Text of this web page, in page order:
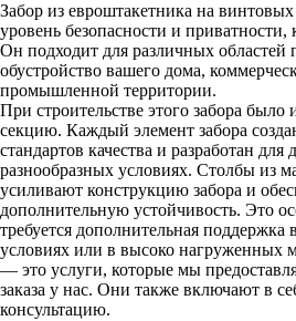
Забор из евроштакетника на
уровень безопасности и
Он подходит для различных областей
обустройство вашего дома,
промышленной территории.
При строительстве этого забора было
секцию. Каждый элемент забора
стандартов качества и разработан
разнообразных условиях. Столбы из
усиливают конструкцию забора и
дополнительную устойчивость. Это
требуется дополнительная
условиях или в высоко нагруженных
— это услуги, которые мы
заказа у нас. Они также включают в
консультацию.